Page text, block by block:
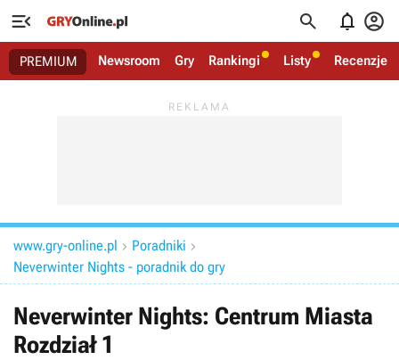
   
PREMIUM Newsroom Gry Rankingi Listy Recenzje
www.gry-online.pl  Poradniki 
Neverwinter Nights - poradnik do gry
Neverwinter Nights: Centrum Miasta
Rozdział 1